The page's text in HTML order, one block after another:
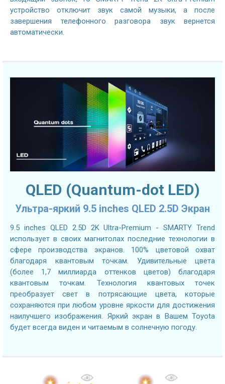
устройство отключит звук самой музыки, а после
завершения телефонного разговора звук вернется
автоматически.
QLED (Quantum-dot LED)
Ультра-яркий 9.5 inches QLED 2.5D Экран
9.5 inches QLED 2.5D 2K Ultra-Premium - SMARTY Trend
использует в своих магнитолах последние технологии в
сфере производства экранов. 100% цветовой охват
благодаря квантовым точкам. Удивительные цвета
(более 1,7 миллиарда оттенков цветов) благодаря
квантовым точкам. Технология квантовых точек
преобразует свет в потрясающие цвета, которые
сохраняются при любом уровне яркости для достижения
наилучшего изображения. Яркий экран в Вашем Toyota
будет всегда виден и читаемым в солнечную погоду.